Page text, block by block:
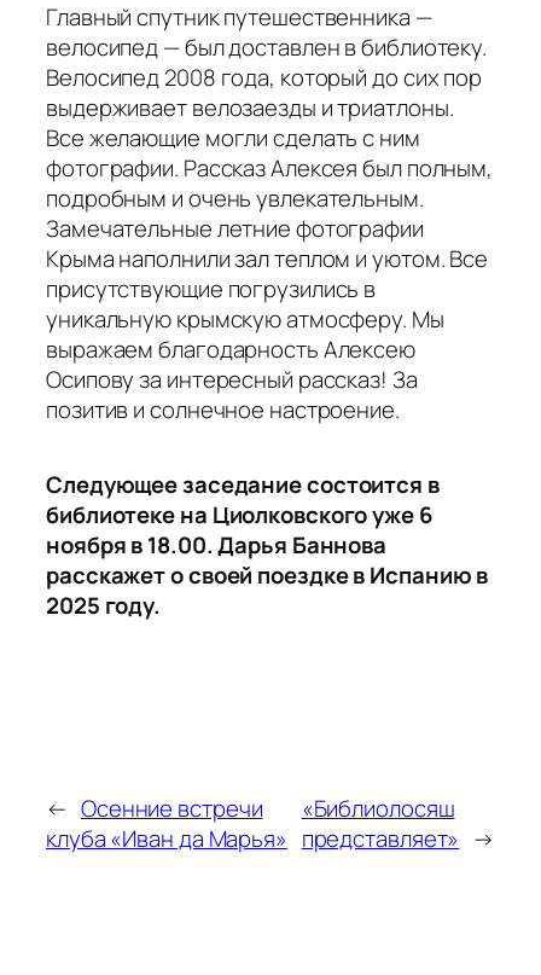
Главный спутник путешественника —
велосипед — был доставлен в библиотеку.
Велосипед 2008 года, который до сих пор
выдерживает велозаезды и триатлоны.
Все желающие могли сделать с ним
фотографии. Рассказ Алексея был полным,
подробным и очень увлекательным.
Замечательные летние фотографии
Крыма наполнили зал теплом и уютом. Все
присутствующие погрузились в
уникальную крымскую атмосферу. Мы
выражаем благодарность Алексею
Осипову за интересный рассказ! За
позитив и солнечное настроение.
Следующее заседание состоится в
библиотеке на Циолковского уже 6
ноября в 18.00. Дарья Баннова
расскажет о своей поездке в Испанию в
2025 году.
← Осенние встречи
клуба «Иван да Марья»
«Библиолосяш
представляет» →